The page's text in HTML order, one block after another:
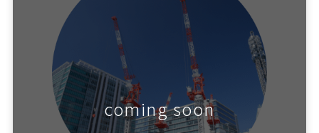
coming soon